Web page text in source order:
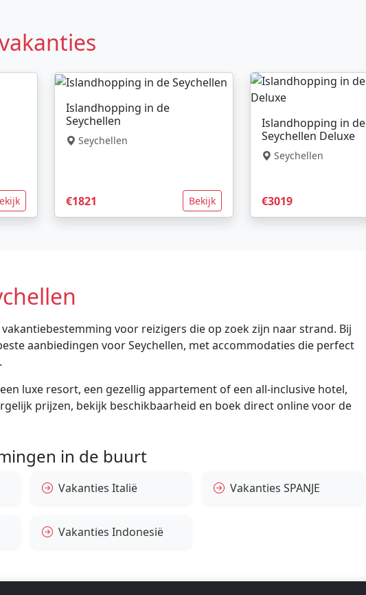
Islandhopping in de
Seychellen
Seychellen
€1821 Bekijk
Islandhopping in de
Seychellen Deluxe
Seychellen
€3019
voor reizigers die op zoek zijn naar strand. Bij
aanbiedingen voor Seychellen, met accommodaties die perfect
luxe resort, een gezellig appartement of een all-inclusive hotel,
prijzen, bekijk beschikbaarheid en boek direct online voor de
in de buurt
Vakanties Italië Vakanties SPANJE
Vakanties Indonesië